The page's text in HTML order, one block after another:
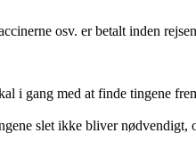
osv. er betalt inden
i gang med at finde tingene
slet ikke bliver